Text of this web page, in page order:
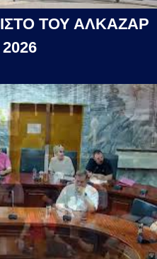
ΤΟΥ ΑΛΚΑΖΑΡ